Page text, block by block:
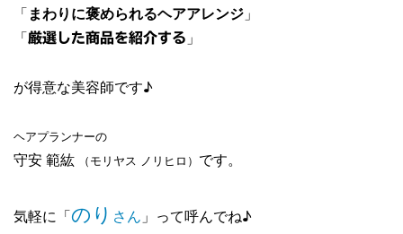
「まわりに褒められるヘアアレンジ 」
「厳選した商品を紹介する 」
が得意な美容師です♪
ヘアプランナーの
守安 範紘 （モリヤス ノリヒロ） です。
気軽に「のり さん 」って呼んでね♪